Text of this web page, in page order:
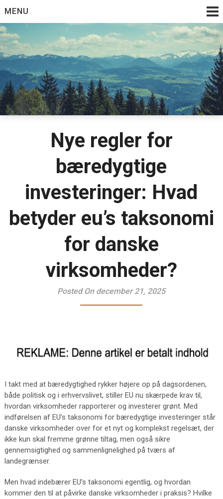
to
content
MENU
Nye regler for
bæredygtige
investeringer: Hvad
betyder eu’s taksonomi
for danske
virksomheder?
Posted On december 21, 2025
I takt med at bæredygtighed rykker højere op på dagsordenen,
både politisk og i erhvervslivet, stiller EU nu skærpede krav til,
hvordan virksomheder rapporterer og investerer grønt. Med
indførelsen af EU’s taksonomi for bæredygtige investeringer står
danske virksomheder over for et nyt og komplekst regelsæt, der
ikke kun skal fremme grønne tiltag, men også sikre
gennemsigtighed og sammenlignelighed på tværs af
landegrænser.
Men hvad indebærer EU’s taksonomi egentlig, og hvordan
kommer den til at påvirke danske virksomheder i praksis? Hvilke